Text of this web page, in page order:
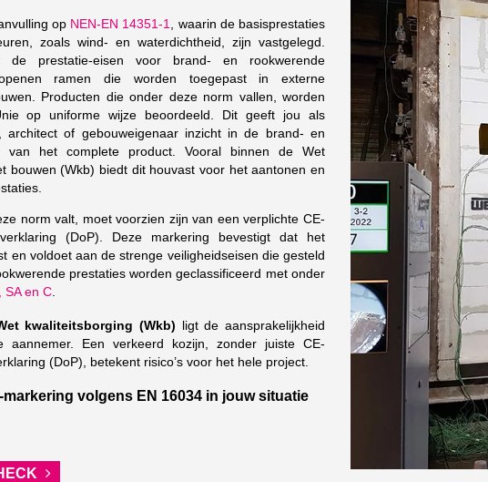
op NEN-EN 14351-1, waarin de basisprestaties
zoals wind- en waterdichtheid, zijn vastgelegd.
de prestatie-eisen voor brand- en rookwerende
ramen die worden toegepast in externe
Producten die onder deze norm vallen, worden
op uniforme wijze beoordeeld. Dit geeft jou als
architect of gebouweigenaar inzicht in de brand- en
van het complete product. Vooral binnen de Wet
bouwen (Wkb) biedt dit houvast voor het aantonen en
norm valt, moet voorzien zijn van een verplichte CE-
(DoP). Deze markering bevestigt dat het
en voldoet aan de strenge veiligheidseisen die gesteld
prestaties worden geclassificeerd met onder
SA en C.
kwaliteitsborging (Wkb) ligt de aansprakelijkheid
aannemer. Een verkeerd kozijn, zonder juiste CE-
(DoP), betekent risico’s voor het hele project.
markering volgens EN 16034 in jouw situatie